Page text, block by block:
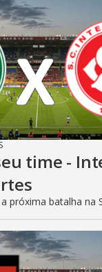
time -
próxima batalha na